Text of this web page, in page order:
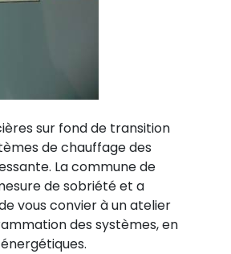
sur fond de transition
de chauffage des
La commune de
de sobriété et a
vous convier à un atelier
des systèmes, en